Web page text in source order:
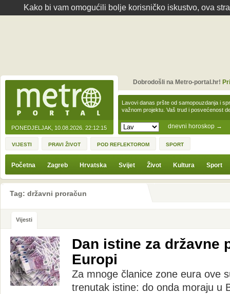
Kako bi vam omogućili bolje korisničko iskustvo, ova
PONEDJELJAK, 10.08.2026. 22:12:15 dnevni horoskop →
Lavovi danas pršte od samopouzdanja i
važnom projektu. Vaš trud i posvećenost
Dobrodošli na Metro-portal.hr!
VIJESTI PRAVI ŽIVOT POD REFLEKTOROM SPORT
Početna Zagreb Hrvatska Svijet Život Kultura Sport
Tag: državni proračun
Vijesti
Dan istine za državne
Europi
Za mnoge članice zone eura ove
trenutak istine: do onda moraju u